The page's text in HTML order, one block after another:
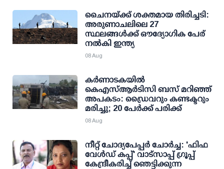
ചൈനയ്ക്ക് ശക്തമായ തിരിച്ചടി:
അരുണാചലിലെ 27
സ്ഥലങ്ങള്‍ക്ക് ഔദ്യോഗിക പേര്
നല്‍കി ഇന്ത്യ
08 Aug
കര്‍ണാടകയില്‍
കെഎസ്ആര്‍ടിസി ബസ് മറിഞ്ഞ്
അപകടം: ഡ്രൈവറും കണ്ടക്ടറും
മരിച്ചു; 20 പേര്‍ക്ക് പരിക്ക്
08 Aug
നീറ്റ് ചോദ്യപേപ്പര്‍ ചോര്‍ച്ച: 'ഫിഫ
വേള്‍ഡ് കപ്പ്' വാട്സാപ്പ് ഗ്രൂപ്പ്
കേന്ദ്രീകരിച്ച് ഞെട്ടിക്കുന്ന